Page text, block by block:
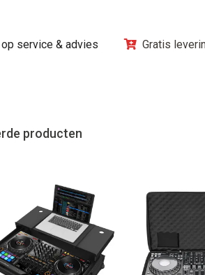
service & advies Gratis
producten